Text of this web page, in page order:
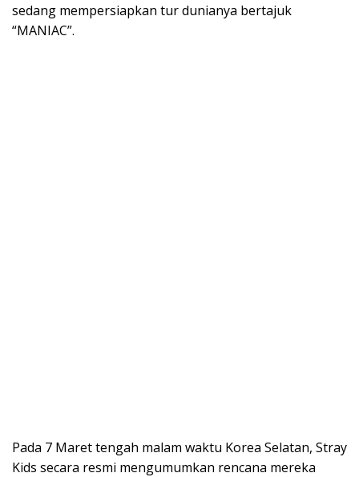
sedang mempersiapkan tur dunianya bertajuk
“MANIAC”.
Pada 7 Maret tengah malam waktu Korea Selatan, Stray
Kids secara resmi mengumumkan rencana mereka